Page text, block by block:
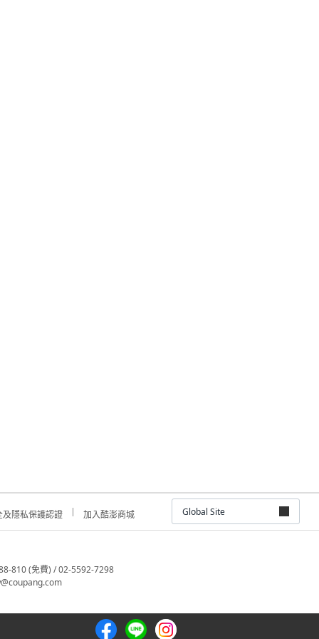
及隱私保護認證 加入酷澎商城 Global Site
810 (免費) / 02-5592-7298